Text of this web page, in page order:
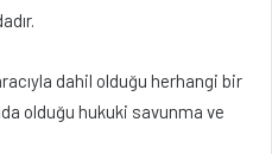
dahil olduğu herhangi bir
olduğu hukuki savunma ve